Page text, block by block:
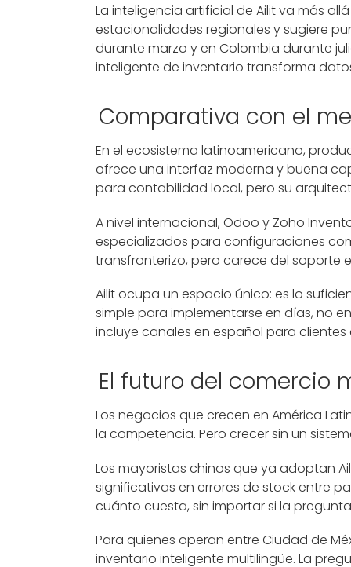
La inteligencia artificial de Ailit va más
estacionalidades regionales y sugiere
durante marzo y en Colombia durante
inteligente de inventario transforma
Comparativa con el
En el ecosistema latinoamericano,
ofrece una interfaz moderna y buena
para contabilidad local, pero su
A nivel internacional, Odoo y Zoho
especializados para configuraciones
transfronterizo, pero carece del soporte
Ailit ocupa un espacio único: es lo
simple para implementarse en días, no
incluye canales en español para clientes
El futuro del comercio
Los negocios que crecen en América
la competencia. Pero crecer sin un
Los mayoristas chinos que ya adoptan
significativas en errores de stock entre
cuánto cuesta, sin importar si la
Para quienes operan entre Ciudad de
inventario inteligente multilingüe. La